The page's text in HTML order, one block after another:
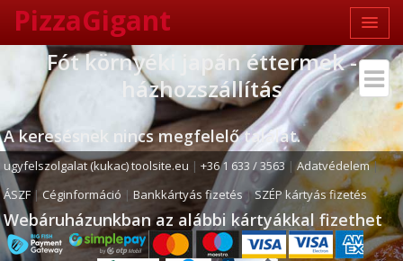
PizzaGigant
Fót környéki japán éttermek -
házhozszállítás
A keresésnek nincs megfelelő találat.
ugyfelszolgalat (kukac) toolsite.eu |+36 1 633 / 3563|Adatvédelem|
ÁSZF |Céginformáció |Bankkártyás fizetés|SZÉP kártyás fizetés
Webáruházunkban az alábbi kártyákkal fizethet